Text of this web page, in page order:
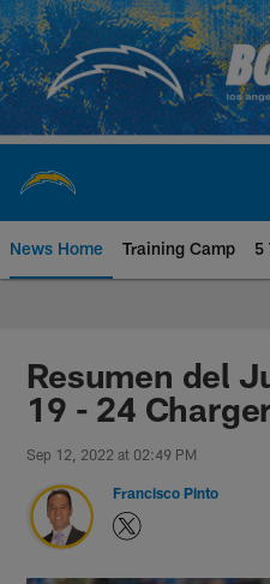
Skip
to
main
content
News Home Training Camp 5
Chargers
Resumen del
19 - 24
Sep 12, 2022 at 02:49 PM
Francisco Pinto